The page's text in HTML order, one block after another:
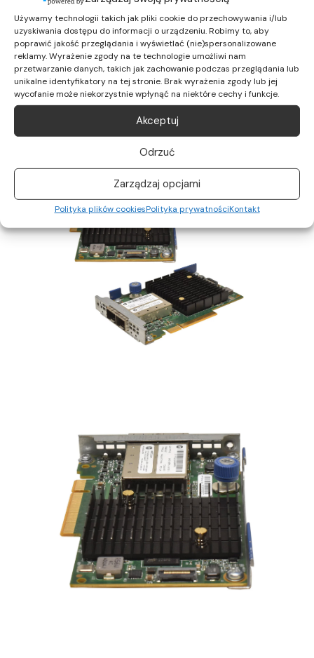
Używamy technologii takich jak pliki cookie do przechowywania i/lub
uzyskiwania dostępu do informacji o urządzeniu. Robimy to, aby
poprawić jakość przeglądania i wyświetlać (nie)spersonalizowane
reklamy. Wyrażenie zgody na te technologie umożliwi nam
przetwarzanie danych, takich jak zachowanie podczas przeglądania lub
unikalne identyfikatory na tej stronie. Brak wyrażenia zgody lub jej
wycofanie może niekorzystnie wpłynąć na niektóre cechy i funkcje.
Akceptuj
Odrzuć
Zarządzaj opcjami
Polityka plików cookiesPolityka prywatnościKontakt